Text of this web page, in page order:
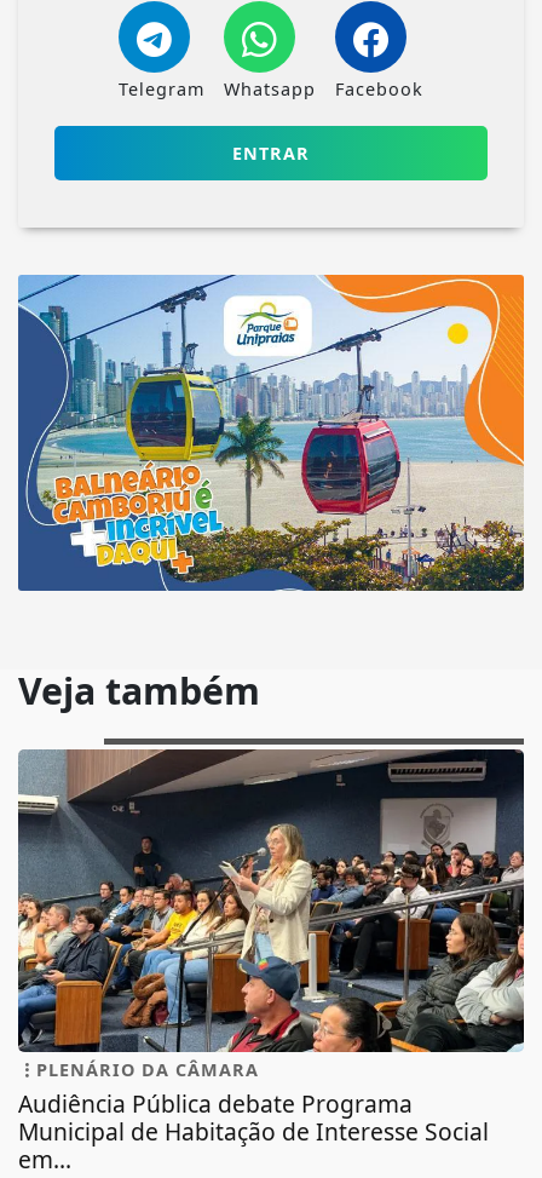
Telegram Whatsapp Facebook
ENTRAR
Veja também
PLENÁRIO DA CÂMARA
Audiência Pública debate Programa
Municipal de Habitação de Interesse Social
em...